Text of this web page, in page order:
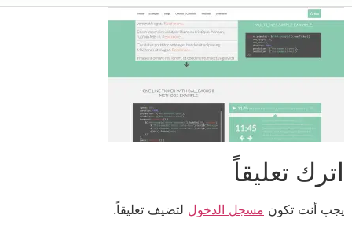
اترك تعليقاً
يجب أنت تكون مسجل الدخول لتضيف تعليقاً.